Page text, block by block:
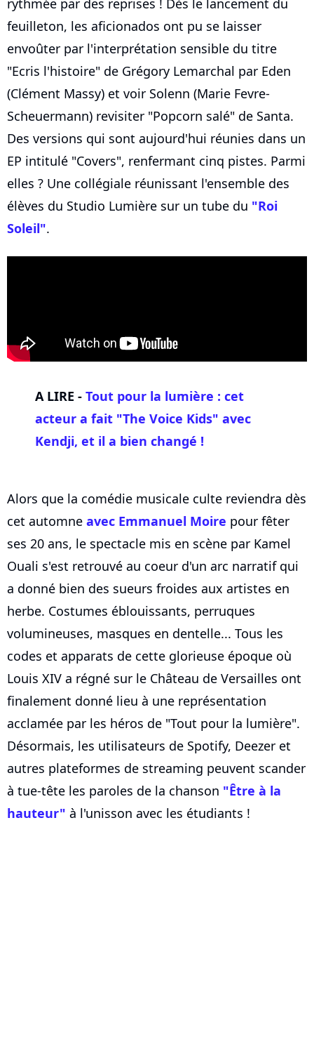
rythmée par des reprises ! Dès le lancement du
feuilleton, les aficionados ont pu se laisser
envoûter par l'interprétation sensible du titre
"Ecris l'histoire" de Grégory Lemarchal par Eden
(Clément Massy) et voir Solenn (Marie Fevre-
Scheuermann) revisiter "Popcorn salé" de Santa.
Des versions qui sont aujourd'hui réunies dans un
EP intitulé "Covers", renfermant cinq pistes. Parmi
elles ? Une collégiale réunissant l'ensemble des
élèves du Studio Lumière sur un tube du "Roi
Soleil".
A LIRE - Tout pour la lumière : cet
acteur a fait "The Voice Kids" avec
Kendji, et il a bien changé !
Alors que la comédie musicale culte reviendra dès
cet automne avec Emmanuel Moire pour fêter
ses 20 ans, le spectacle mis en scène par Kamel
Ouali s'est retrouvé au coeur d'un arc narratif qui
a donné bien des sueurs froides aux artistes en
herbe. Costumes éblouissants, perruques
volumineuses, masques en dentelle... Tous les
codes et apparats de cette glorieuse époque où
Louis XIV a régné sur le Château de Versailles ont
finalement donné lieu à une représentation
acclamée par les héros de "Tout pour la lumière".
Désormais, les utilisateurs de Spotify, Deezer et
autres plateformes de streaming peuvent scander
à tue-tête les paroles de la chanson "Être à la
hauteur" à l'unisson avec les étudiants !